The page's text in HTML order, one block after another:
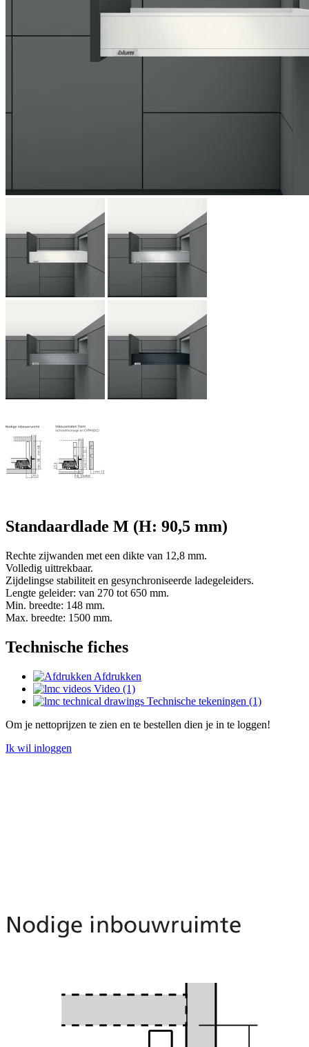
Standaardlade M (H: 90,5 mm)
Rechte zijwanden met een dikte van 12,8 mm.
Volledig uittrekbaar.
Zijdelingse stabiliteit en gesynchroniseerde ladegeleiders.
Lengte geleider: van 270 tot 650 mm.
Min. breedte: 148 mm.
Max. breedte: 1500 mm.
Technische fiches
Afdrukken
Video (1)
Technische tekeningen (1)
Om je nettoprijzen te zien en te bestellen dien je in te loggen!
Ik wil inloggen